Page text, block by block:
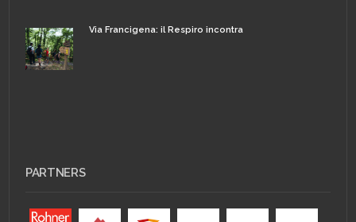
Via Francigena: il Respiro incontra
PARTNERS